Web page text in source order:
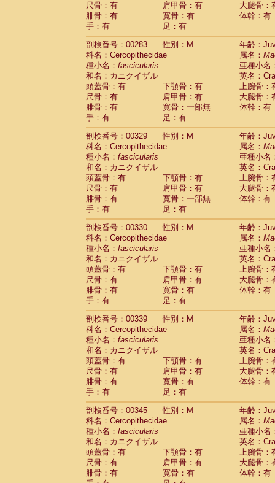
尺骨：有
肩甲骨：有
大腿骨：
腓骨：有
寛骨：有
体幹：有
手：有
足：有
剖検番号：00283
性別：M
年齢：
科名：Cercopithecidae
属名：
種小名： fascicularis
亜種小名
和名：カニクイザル
英名：
頭蓋骨：有
下顎骨：有
上腕骨：
尺骨：有
肩甲骨：有
大腿骨：
腓骨：有
寛骨：一部無
体幹：有
手：有
足：有
剖検番号：00329
性別：M
年齢：
科名：Cercopithecidae
属名：
種小名： fascicularis
亜種小名
和名：カニクイザル
英名：
頭蓋骨：有
下顎骨：有
上腕骨：
尺骨：有
肩甲骨：有
大腿骨：
腓骨：有
寛骨：一部無
体幹：有
手：有
足：有
剖検番号：00330
性別：M
年齢：
科名：Cercopithecidae
属名：
種小名： fascicularis
亜種小名
和名：カニクイザル
英名：
頭蓋骨：有
下顎骨：有
上腕骨：
尺骨：有
肩甲骨：有
大腿骨：
腓骨：有
寛骨：有
体幹：有
手：有
足：有
剖検番号：00339
性別：M
年齢：
科名：Cercopithecidae
属名：
種小名： fascicularis
亜種小名
和名：カニクイザル
英名：
頭蓋骨：有
下顎骨：有
上腕骨：
尺骨：有
肩甲骨：有
大腿骨：
腓骨：有
寛骨：有
体幹：有
手：有
足：有
剖検番号：00345
性別：M
年齢：
科名：Cercopithecidae
属名：
種小名： fascicularis
亜種小名
和名：カニクイザル
英名：
頭蓋骨：有
下顎骨：有
上腕骨：
尺骨：有
肩甲骨：有
大腿骨：
腓骨：有
寛骨：有
体幹：有